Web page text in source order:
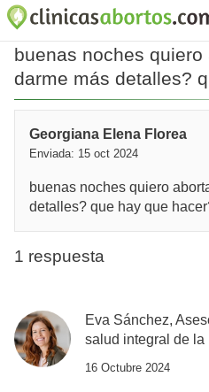
buenas noches
darme más detalles?
Georgiana Elena Florea
Enviada: 15 oct 2024
buenas noches quiero
detalles? que hay que
1 respuesta
Eva Sánchez,
salud integral de la
16 Octubre 2024